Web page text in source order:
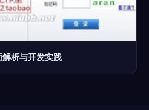
析与开发实践